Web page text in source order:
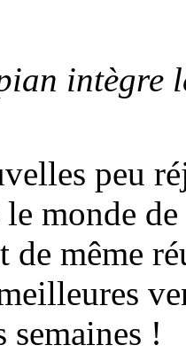
intègre
peu
monde
de même
semaines !